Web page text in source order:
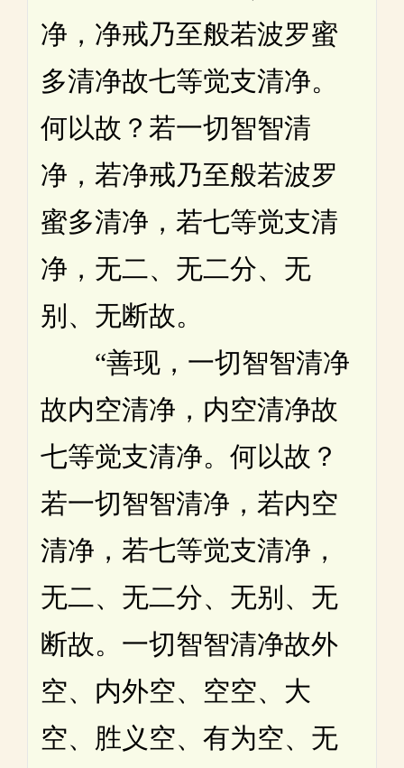
净，净戒乃至般若波罗蜜
多清净故七等觉支清净。
何以故？若一切智智清
净，若净戒乃至般若波罗
蜜多清净，若七等觉支清
净，无二、无二分、无
别、无断故。
“善现，一切智智清净
故内空清净，内空清净故
七等觉支清净。何以故？
若一切智智清净，若内空
清净，若七等觉支清净，
无二、无二分、无别、无
断故。一切智智清净故外
空、内外空、空空、大
空、胜义空、有为空、无